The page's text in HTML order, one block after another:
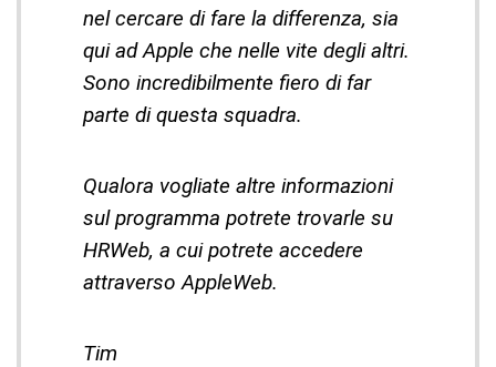
nel cercare di fare la differenza, sia
qui ad Apple che nelle vite degli altri.
Sono incredibilmente fiero di far
parte di questa squadra.
Qualora vogliate altre informazioni
sul programma potrete trovarle su
HRWeb, a cui potrete accedere
attraverso AppleWeb.
Tim